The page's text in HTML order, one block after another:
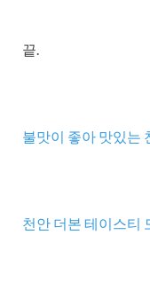
끝.
불맛이 좋아 맛있는
천안 더본 테이스티